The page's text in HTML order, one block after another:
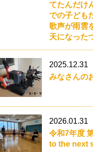
てたんだけ
での子ども
歌声が雨雲
天になった
2025.12.31
みなさんの
2026.01.31
令和7年度
to the next